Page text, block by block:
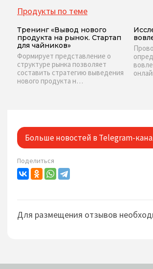
Продукты по теме
Тренинг «Вывод нового
продукта на рынок. Стартап
для чайников»
Формирует представление о
структуре рынка позволяет
составить стратегию выведения
нового продукта н…
Больше новостей в Telegram-
Поделиться
Для размещения отзывов